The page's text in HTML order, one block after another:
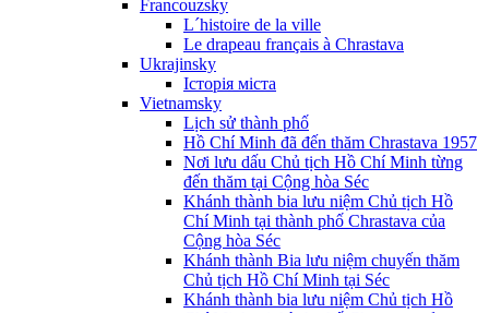
Francouzsky
L´histoire de la ville
Le drapeau français à Chrastava
Ukrajinsky
Історія міста
Vietnamsky
Lịch sử thành phố
Hồ Chí Minh đã đến thăm Chrastava 1957
Nơi lưu dấu Chủ tịch Hồ Chí Minh từng
đến thăm tại Cộng hòa Séc
Khánh thành bia lưu niệm Chủ tịch Hồ
Chí Minh tại thành phố Chrastava của
Cộng hòa Séc
Khánh thành Bia lưu niệm chuyến thăm
Chủ tịch Hồ Chí Minh tại Séc
Khánh thành bia lưu niệm Chủ tịch Hồ